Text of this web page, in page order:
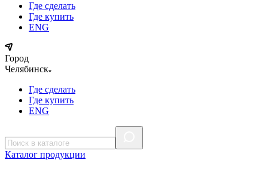
Где сделать
Где купить
ENG
Город
Челябинск
Где сделать
Где купить
ENG
Каталог продукции